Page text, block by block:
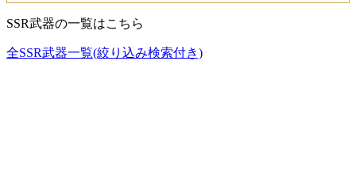
SSR武器の一覧はこちら
全SSR武器一覧(絞り込み検索付き)